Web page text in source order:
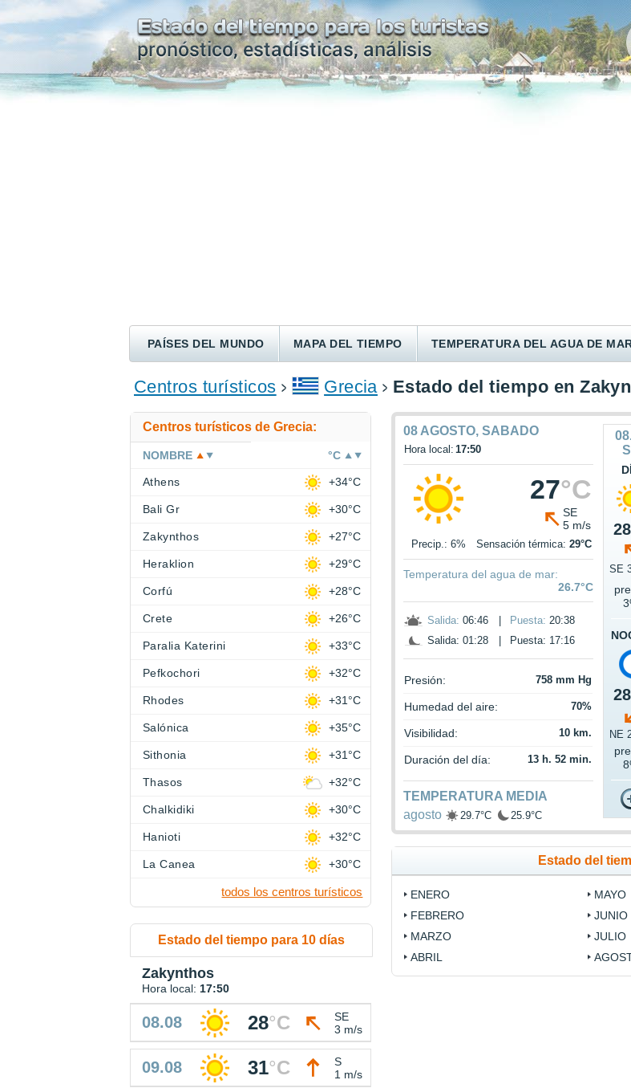
PAÍSES DEL MUNDO MAPA DEL TIEMPO TEMPERATURA DEL AGUA DE
ENCONTRAR UN HOTEL
Centros turísticos Grecia Estado del tiempo en
08 AGOSTO, SABADO
Hora local: 17:50
27°C
SE
5 m/s
Precip.: 6% Sensación térmica:29°C
Temperatura del agua de mar:
26.7°C
Salida: 06:46 Puesta: 20:38
Salida: 01:28
Puesta: 17:16
Presión: 758 mm Hg
Humedad del aire: 70%
Visibilidad: 10 km.
Duración del día: 13 h. 52 min.
TEMPERATURA MEDIA
agosto
29.7°C 25.9°C
28
SE
28
NE
Estado del
ENERO
FEBRERO
MARZO
ABRIL
MAYO
JUNIO
JULIO
Centros turísticos de Grecia:
NOMBRE °C
Athens +34°C
Bali Gr +30°C
Zakynthos +27°C
Heraklion +29°C
Corfú +28°C
Crete +26°C
Paralia Katerini +33°C
Pefkochori +32°C
Rhodes +31°C
Salónica +35°C
Sithonia +31°C
Thasos +32°C
Chalkidiki +30°C
Hanioti +32°C
La Canea +30°C
todos los centros turísticos
Estado del tiempo para 10 días
Zakynthos
Hora local: 17:50
08.08 28°C
SE
3 m/s
09.08 31°C
S
1 m/s